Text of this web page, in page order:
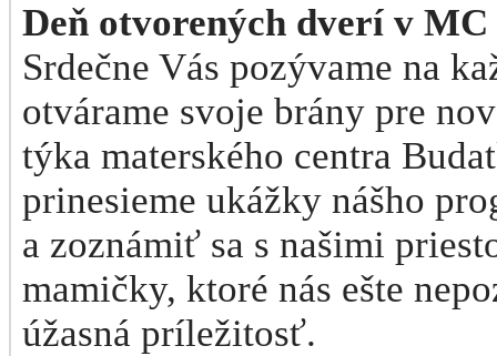
Deň otvorených dverí v
Srdečne Vás pozývame na
otvárame svoje brány pre
týka materského centra
prinesieme ukážky nášho
a zoznámiť sa s našimi
mamičky, ktoré nás ešte
úžasná príležitosť.